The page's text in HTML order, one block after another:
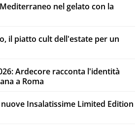
nel gelato con la
il piatto cult dell'estate per un
Ardecore racconta l'identità
a Roma
Insalatissime Limited Edition